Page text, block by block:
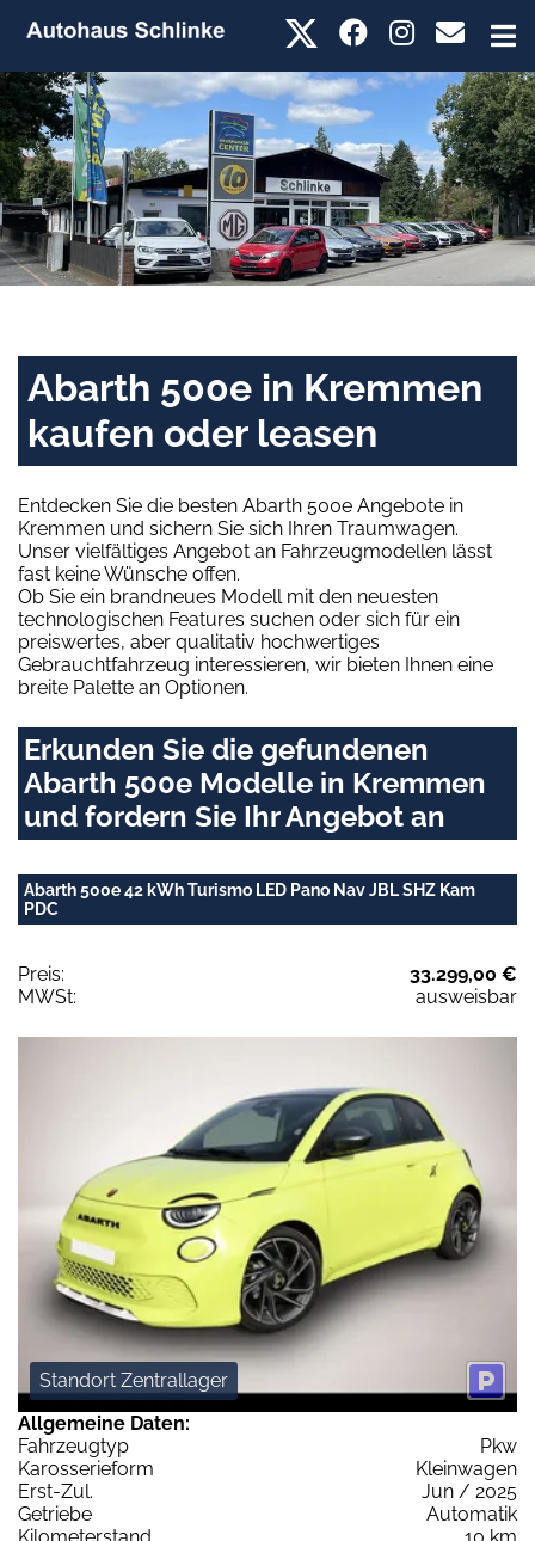
Abarth 500e in Kremmen
kaufen oder leasen
Entdecken Sie die besten Abarth 500e Angebote in
Kremmen und sichern Sie sich Ihren Traumwagen.
Unser vielfältiges Angebot an Fahrzeugmodellen lässt
fast keine Wünsche offen.
Ob Sie ein brandneues Modell mit den neuesten
technologischen Features suchen oder sich für ein
preiswertes, aber qualitativ hochwertiges
Gebrauchtfahrzeug interessieren, wir bieten Ihnen eine
breite Palette an Optionen.
Erkunden Sie die gefundenen
Abarth 500e Modelle in Kremmen
und fordern Sie Ihr Angebot an
Abarth 500e 42 kWh Turismo LED Pano Nav JBL SHZ Kam
PDC
Preis:
33.299,00 €
MWSt:
ausweisbar
Standort Zentrallager
Allgemeine Daten:
Fahrzeugtyp
Pkw
Karosserieform
Kleinwagen
Erst-Zul.
Jun / 2025
Getriebe
Automatik
Kilometerstand
10 km